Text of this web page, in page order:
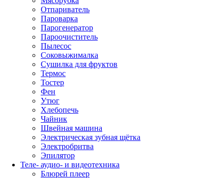
Отпариватель
Пароварка
Парогенератор
Пароочиститель
Пылесос
Соковыжималка
Сушилка для фруктов
Термос
Тостер
Фен
Утюг
Хлебопечь
Чайник
Швейная машина
Электрическая зубная щётка
Электробритва
Эпилятор
Теле- аудио- и видеотехника
Блюрей плеер